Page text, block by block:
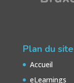
Plan du site
Accueil
eLearnings